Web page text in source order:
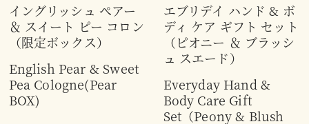
イングリッシュ ぺアー
＆ スイート ピー コロン
（限定ボックス）
English Pear & Sweet
Pea Cologne(Pear
BOX)
エブリデイ ハンド & ボ
ディ ケア ギフト セット
（ピオニー ＆ ブラッシ
ュ スエード）
Everyday Hand &
Body Care Gift
Set（Peony & Blush